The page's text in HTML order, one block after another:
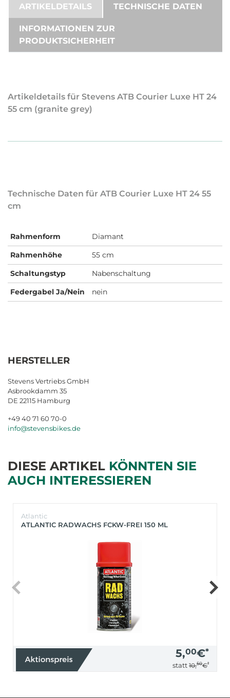
ARTIKELDETAILS TECHNISCHE DATEN
INFORMATIONEN ZUR
PRODUKTSICHERHEIT
Artikeldetails für Stevens ATB Courier Luxe HT 24
55 cm (granite grey)
Technische Daten für ATB Courier Luxe HT 24 55
cm
Rahmenform
Diamant
Rahmenhöhe
55 cm
Schaltungstyp
Nabenschaltung
Federgabel Ja/Nein
nein
HERSTELLER
Stevens Vertriebs GmbH
Asbrookdamm 35
DE 22115 Hamburg
+49 40 71 60 70-0
info@stevensbikes.de
DIESE ARTIKEL KÖNNTEN SIE
AUCH INTERESSIEREN
Atlantic
ATLANTIC RADWACHS FCKW-FREI 150 ML
5,00€*
statt 10,50€*